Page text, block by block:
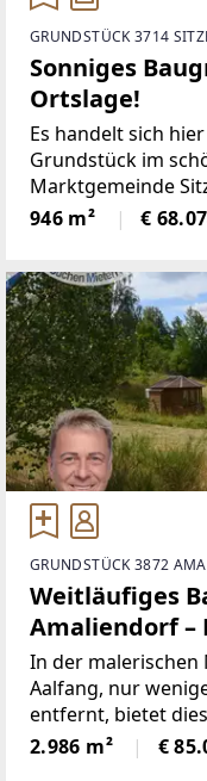
GRUNDSTÜCK 3714
Sonniges
Ortslage!
Es handelt sich
Grundstück im
Marktgemeinde
Sitzendorf ist nur
bietet eine
946 m² €
GRUNDSTÜCK 3872
Weitläufiges
Amaliendorf –
In der
Aalfang, nur
entfernt, bietet
ideale Basis für Ihr
ruhigsten und
2.986 m² €